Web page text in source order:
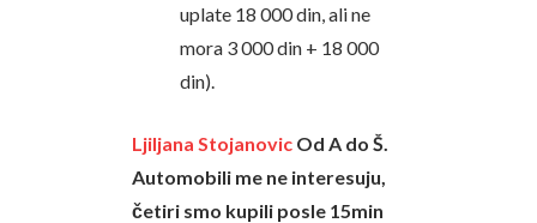
uplate 18 000 din, ali ne
mora 3 000 din + 18 000
din).
Ljiljana Stojanovic Od A do Š.
Automobili me ne interesuju,
četiri smo kupili posle 15min